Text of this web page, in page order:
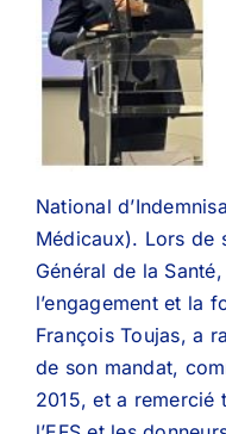
National
Médicaux). Lors de
Général de la
l’engagement et la
François Toujas, a
de son mandat,
2015, et a remercié